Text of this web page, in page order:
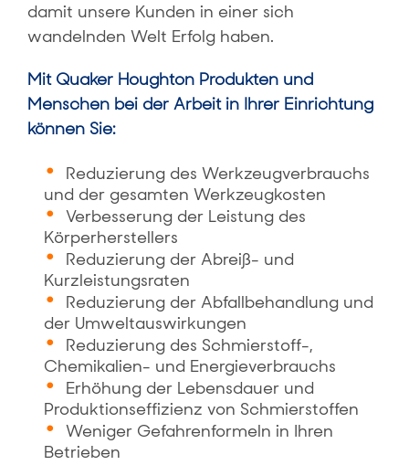
damit unsere Kunden in einer sich
wandelnden Welt Erfolg haben.
Mit Quaker Houghton Produkten und
Menschen bei der Arbeit in Ihrer Einrichtung
können Sie:
Reduzierung des Werkzeugverbrauchs
und der gesamten Werkzeugkosten
Verbesserung der Leistung des
Körperherstellers
Reduzierung der Abreiß- und
Kurzleistungsraten
Reduzierung der Abfallbehandlung und
der Umweltauswirkungen
Reduzierung des Schmierstoff-,
Chemikalien- und Energieverbrauchs
Erhöhung der Lebensdauer und
Produktionseffizienz von Schmierstoffen
Weniger Gefahrenformeln in Ihren
Betrieben